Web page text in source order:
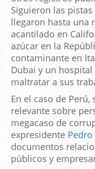
Siguieron las
llegaron hasta una
acantilado en
azúcar en la
contaminante en
Dubai y un
maltratar a sus
En el caso de
relevante sobre
megacaso de
expresidente Pedro
documentos
públicos y